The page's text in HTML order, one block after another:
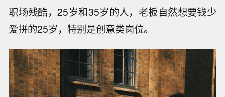
职场残酷，25岁和35岁的人，老板自然想要钱少
爱拼的25岁，特别是创意类岗位。